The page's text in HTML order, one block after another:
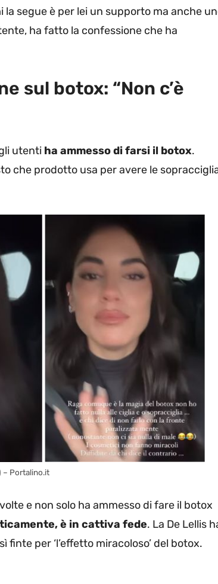
segue è per lei un supporto ma anche
ha fatto la confessione che ha
sul botox: “Non c’è
utenti ha ammesso di farsi il botox.
che prodotto usa per avere le
– Portalino.it
e non solo ha ammesso di fare il botox
è in cattiva fede. La De Lellis
per ‘l’effetto miracoloso’ del botox.